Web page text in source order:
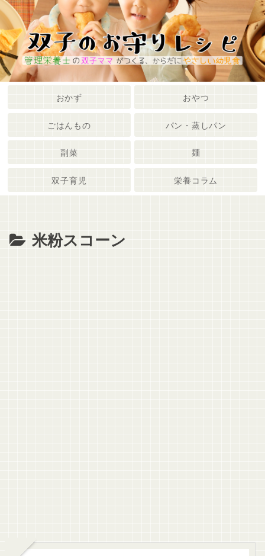
おかず おやつ
ごはんもの パン・蒸しパン
副菜 麺
双子育児 栄養コラム
米粉スコーン
メニュー 検索